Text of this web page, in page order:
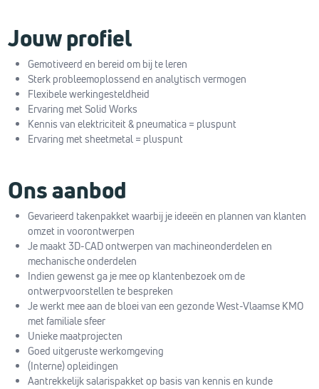
Jouw profiel
Gemotiveerd en bereid om bij te leren
Sterk probleemoplossend en analytisch vermogen
Flexibele werkingesteldheid
Ervaring met Solid Works
Kennis van elektriciteit & pneumatica = pluspunt
Ervaring met sheetmetal = pluspunt
Ons aanbod
Gevarieerd takenpakket waarbij je ideeën en plannen van klanten
omzet in voorontwerpen
Je maakt 3D-CAD ontwerpen van machineonderdelen en
mechanische onderdelen
Indien gewenst ga je mee op klantenbezoek om de
ontwerpvoorstellen te bespreken
Je werkt mee aan de bloei van een gezonde West-Vlaamse KMO
met familiale sfeer
Unieke maatprojecten
Goed uitgeruste werkomgeving
(Interne) opleidingen
Aantrekkelijk salarispakket op basis van kennis en kunde